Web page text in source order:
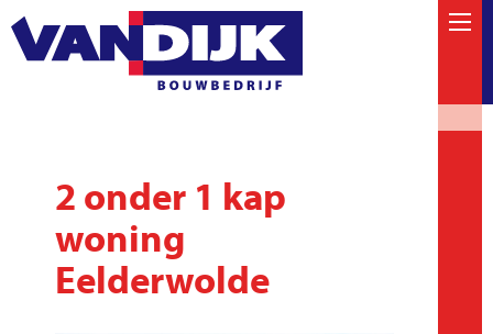
2 onder 1 kap
woning
Eelderwolde